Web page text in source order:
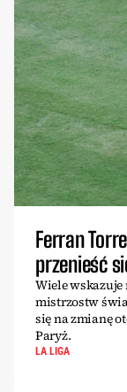
Ferran
przenieść
Wiele
mistrzostw
się na zmianę
Paryż.
LA LIGA